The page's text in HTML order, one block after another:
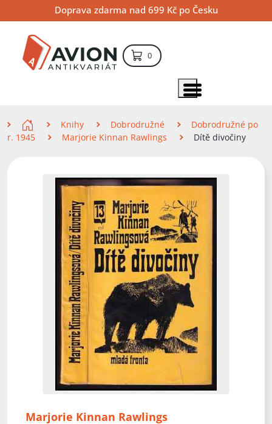
na
obsah
na
navigaci
na
vyhledávání
Doprava zdarma nad 699 Kč po Česku
0položek – košík
Zobrazit položky menu
Knihy Dobrodružné
Dobrodružné po
r. 1945
Marjorie Kinnan Rawlings Dítě divočiny
Marjorie Kinnan Rawlings